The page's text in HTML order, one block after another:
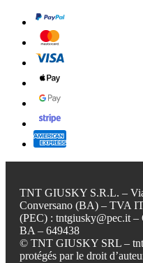
TNT GIUSKY S.R.L. –
Conversano (BA) – TVA
(PEC) : tntgiusky@pec.it –
BA – 649438
© TNT GIUSKY SRL –
protégés par le droit